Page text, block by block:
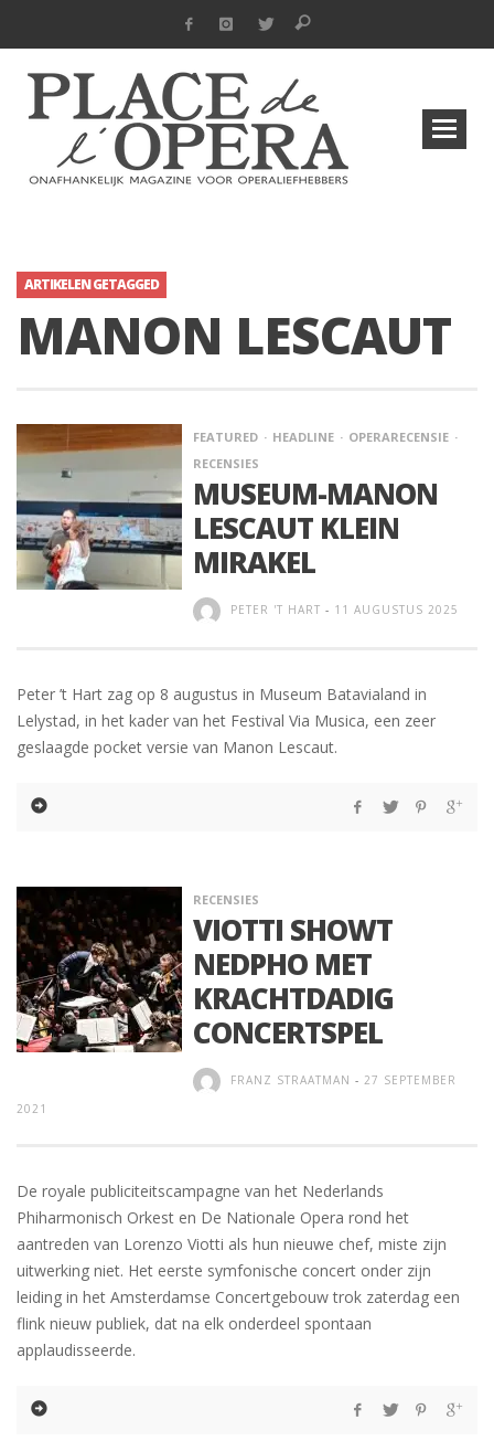
ARTIKELEN GETAGGED
MANON LESCAUT
FEATURED HEADLINE
OPERARECENSIE
RECENSIES
MUSEUM-MANON
LESCAUT KLEIN
MIRAKEL
PETER 'T HART - 11 AUGUSTUS 2025
Peter ’t Hart zag op 8 augustus in Museum Batavialand in
Lelystad, in het kader van het Festival Via Musica, een zeer
geslaagde pocket versie van Manon Lescaut.
RECENSIES
VIOTTI SHOWT
NEDPHO MET
KRACHTDADIG
CONCERTSPEL
FRANZ STRAATMAN - 27 SEPTEMBER
2021
De royale publiciteitscampagne van het Nederlands
Phiharmonisch Orkest en De Nationale Opera rond het
aantreden van Lorenzo Viotti als hun nieuwe chef, miste zijn
uitwerking niet. Het eerste symfonische concert onder zijn
leiding in het Amsterdamse Concertgebouw trok zaterdag een
flink nieuw publiek, dat na elk onderdeel spontaan
applaudisseerde.